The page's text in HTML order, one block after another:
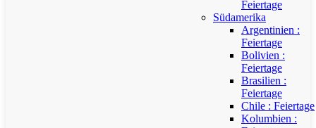
Feiertage
Südamerika
Argentinien :
Feiertage
Bolivien :
Feiertage
Brasilien :
Feiertage
Chile : Feiertage
Kolumbien :